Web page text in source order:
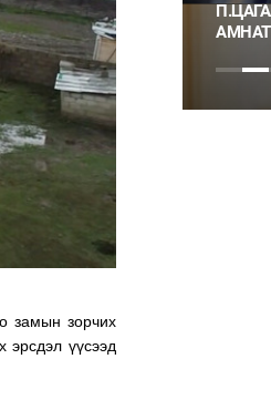
замын зорчих
эрсдэл үүсээд
ТҮЛШ
ЦЭГ